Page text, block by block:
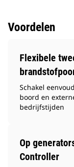
Voordelen
Flexibele
Schakel
boord en
bedrijfstijden
Op
Controller